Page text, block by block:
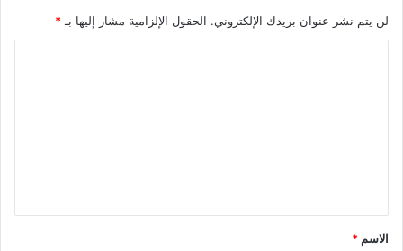
لن يتم نشر عنوان بريدك الإلكتروني. الحقول الإلزامية مشار إليها بـ *
الاسم *